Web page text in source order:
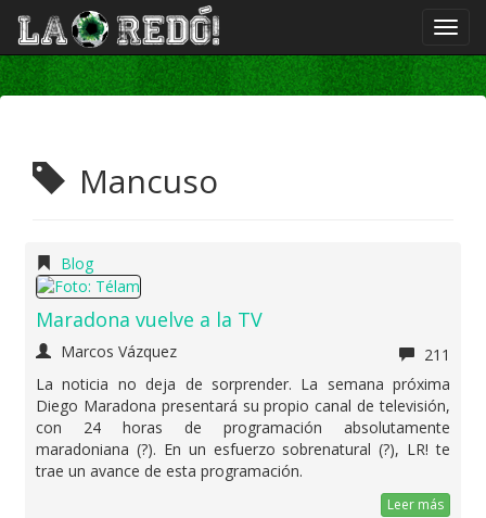
Mancuso
Blog
Maradona vuelve a la TV
Marcos Vázquez
211
La noticia no deja de sorprender. La semana próxima
Diego Maradona presentará su propio canal de televisión,
con 24 horas de programación absolutamente
maradoniana (?). En un esfuerzo sobrenatural (?), LR! te
trae un avance de esta programación.
Leer más